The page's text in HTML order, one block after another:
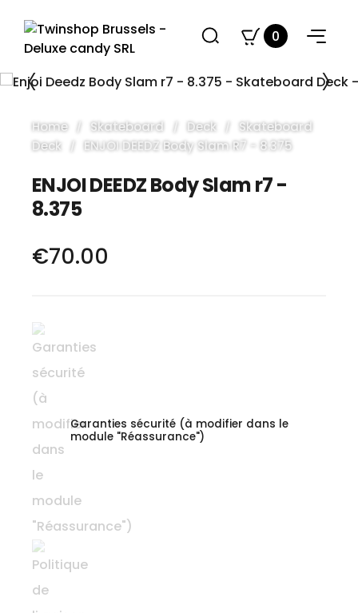
0
Home Skateboard Deck
Skateboard
Deck
ENJOI DEEDZ Body Slam R7 - 8.375
ENJOI DEEDZ Body Slam r7 -
8.375
€70.00
Garanties sécurité (à modifier dans le
module "Réassurance")